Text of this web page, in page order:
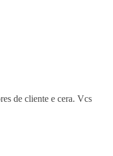
de cliente e cera. Vcs